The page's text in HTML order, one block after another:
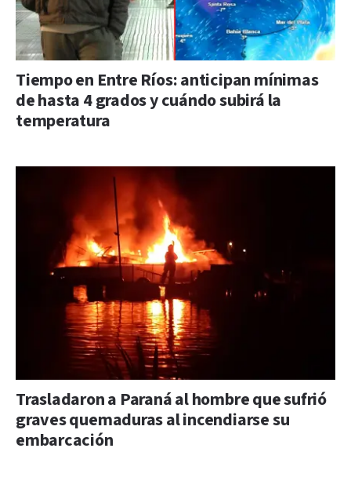
Tiempo en Entre Ríos: anticipan mínimas
de hasta 4 grados y cuándo subirá la
temperatura
Trasladaron a Paraná al hombre que sufrió
graves quemaduras al incendiarse su
embarcación